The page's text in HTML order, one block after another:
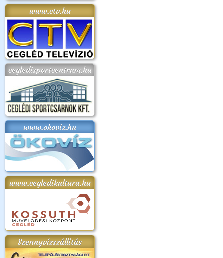
www.ctv.hu
cegledisportcentrum.hu
www.okoviz.hu
www.cegledikultura.hu
Szennyvízszállítás
2018.
Kossuth Toborzó
Ünnepély
Szent István Ünnepe
(2017. 08. 20.)